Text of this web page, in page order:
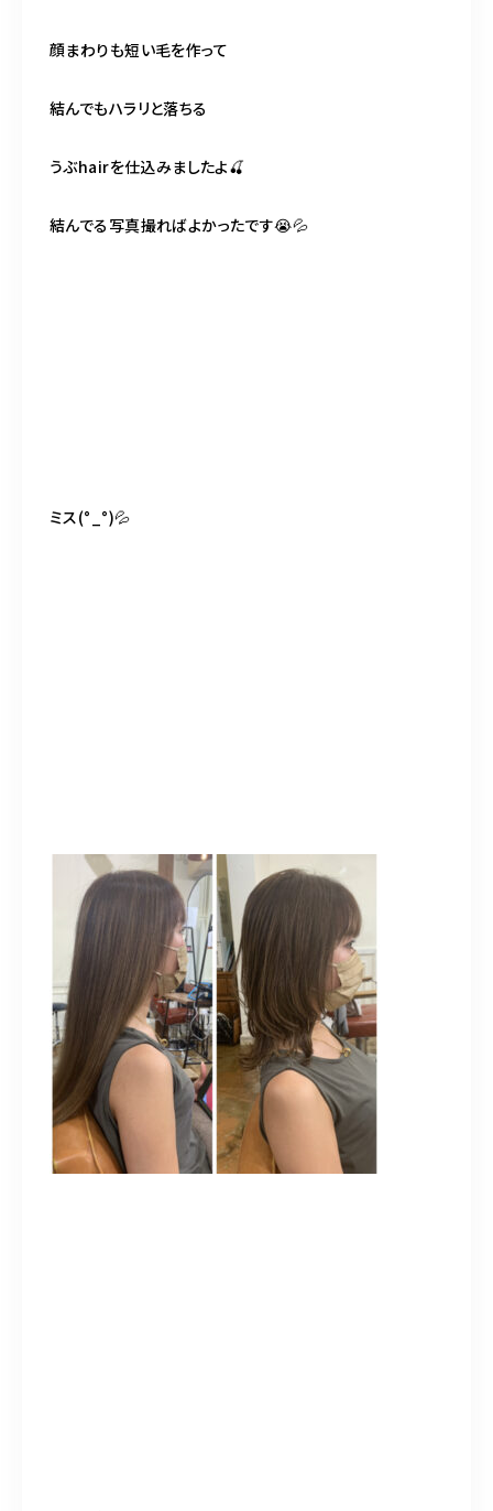
顔まわりも短い毛を作って
結んでもハラリと落ちる
うぶhairを仕込みましたよ🍒
結んでる写真撮ればよかったです😭💦
ミス(°_°)💦